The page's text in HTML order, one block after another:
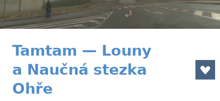
Tamtam — Louny
a Naučná stezka
Ohře